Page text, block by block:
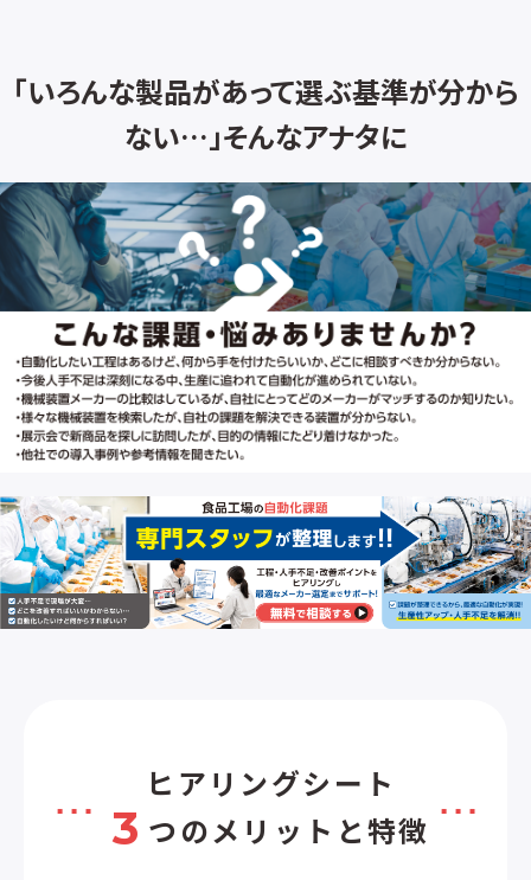
「いろんな製品があって選ぶ基準が分から
ない…」そんなアナタに
ヒアリングシート
3 つのメリットと特徴